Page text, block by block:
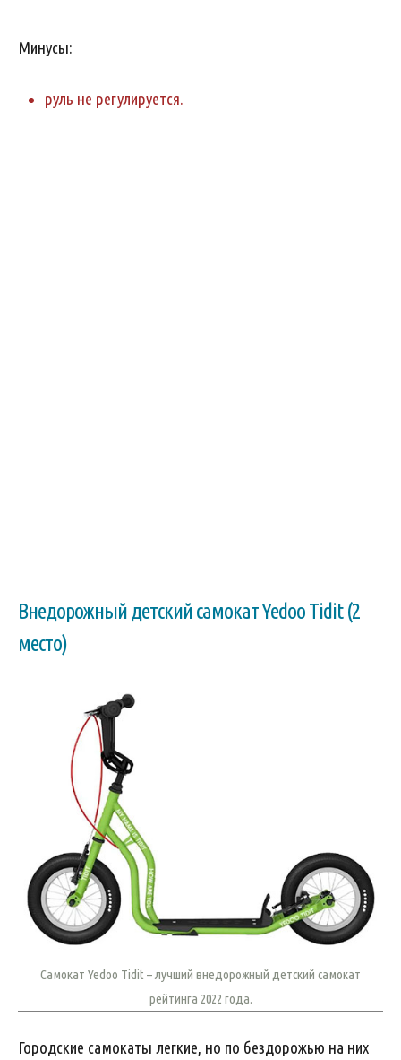
Минусы:
руль не регулируется.
Внедорожный детский самокат Yedoo Tidit (2
место)
Самокат Yedoo Tidit – лучший внедорожный детский самокат
рейтинга 2022 года.
Городские самокаты легкие, но по бездорожью на них